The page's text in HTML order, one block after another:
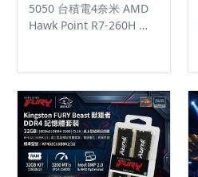
5050 台積電4奈米 AMD
Hawk Point R7-260H 隨